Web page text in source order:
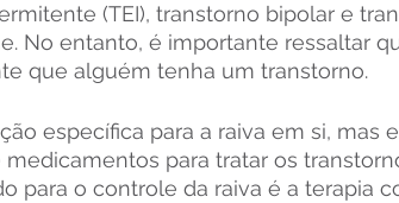
(TEI), transtorno bipolar e
No entanto, é importante ressaltar
que alguém tenha um transtorno.
específica para a raiva em si, mas
para tratar os
para o controle da raiva é a terapia